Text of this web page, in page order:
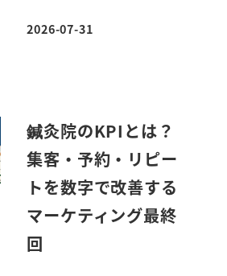
投稿日
2026-07-31
鍼灸院のKPIとは？
集客・予約・リピー
トを数字で改善する
マーケティング最終
回